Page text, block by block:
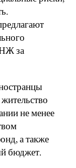
за
не менее
а также
бюджет.